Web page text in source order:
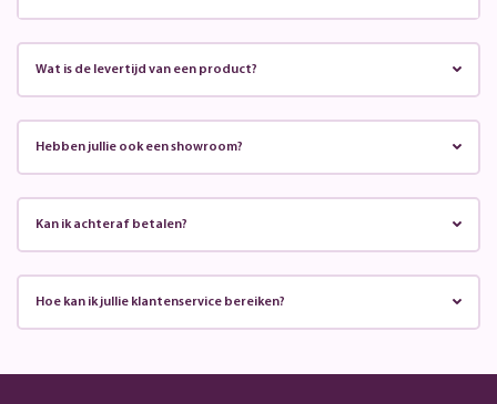
Wat is de levertijd van een product?
Hebben jullie ook een showroom?
Kan ik achteraf betalen?
Hoe kan ik jullie klantenservice bereiken?